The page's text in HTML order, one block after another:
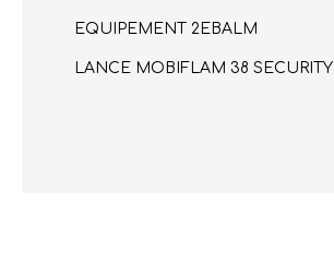
EQUIPEMENT 2EBALM
LANCE MOBIFLAM 38 SECURITY